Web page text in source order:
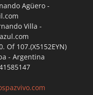
Agüero -
Villa -
Of 107.(X5152EYN)
- Argentina